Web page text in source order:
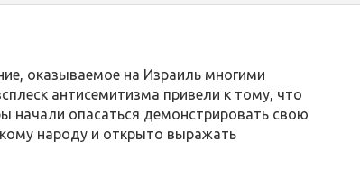
оказываемое на Израиль многими
антисемитизма привели к тому, что
начали опасаться демонстрировать свою
народу и открыто выражать